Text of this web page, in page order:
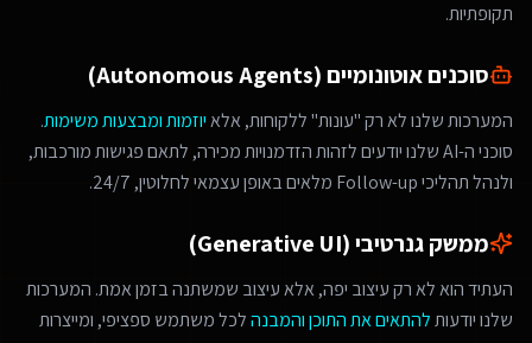
תקופתיות.
סוכנים אוטונומיים (Autonomous Agents)
המערכות שלנו לא רק "עונות" ללקוחות, אלאיוזמות ומבצעות משימות.
סוכני ה-AI שלנו יודעים לזהות הזדמנויות מכירה, לתאם פגישות מורכבות,
ולנהל תהליכי Follow-up מלאים באופן עצמאי לחלוטין, 24/7.
ממשק גנרטיבי (Generative UI)
העתיד הוא לא רק עיצוב יפה, אלא עיצוב שמשתנה בזמן אמת. המערכות
שלנו יודעותלהתאים את התוכן והמבנהלכל משתמש ספציפי, ומייצרות